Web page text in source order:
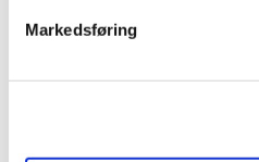
Markedsføring